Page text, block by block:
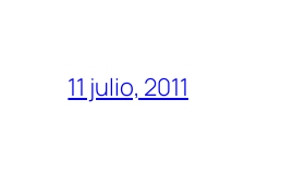
11 julio, 2011